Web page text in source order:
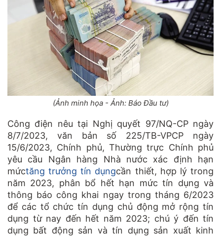
(Ảnh minh họa - Ảnh: Báo Đầu tư)
Công điện nêu tại Nghị quyết 97/NQ-CP ngày
8/7/2023, văn bản số 225/TB-VPCP ngày
15/6/2023, Chính phủ, Thường trực Chính phủ
yêu cầu Ngân hàng Nhà nước xác định hạn
mứctăng trưởng tín dụngcần thiết, hợp lý trong
năm 2023, phân bổ hết hạn mức tín dụng và
thông báo công khai ngay trong tháng 6/2023
để các tổ chức tín dụng chủ động mở rộng tín
dụng từ nay đến hết năm 2023; chú ý đến tín
dụng bất động sản và tín dụng sản xuất kinh